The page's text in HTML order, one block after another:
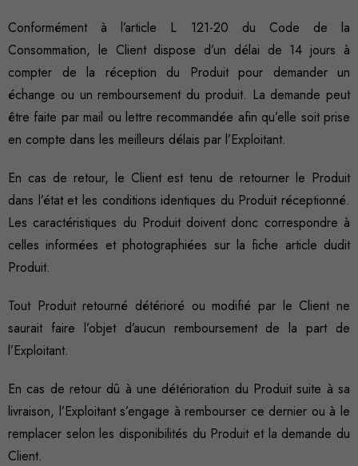
Conformément à l’article L 121-20 du Code de la
Consommation, le Client dispose d’un délai de 14 jours à
compter de la réception du Produit pour demander un
échange ou un remboursement du produit. La demande peut
être faite par mail ou lettre recommandée afin qu’elle soit prise
en compte dans les meilleurs délais par l’Exploitant.
En cas de retour, le Client est tenu de retourner le Produit
dans l’état et les conditions identiques du Produit réceptionné.
Les caractéristiques du Produit doivent donc correspondre à
celles informées et photographiées sur la fiche article dudit
Produit.
Tout Produit retourné détérioré ou modifié par le Client ne
saurait faire l’objet d’aucun remboursement de la part de
l’Exploitant.
En cas de retour dû à une détérioration du Produit suite à sa
livraison, l’Exploitant s’engage à rembourser ce dernier ou à le
remplacer selon les disponibilités du Produit et la demande du
Client.